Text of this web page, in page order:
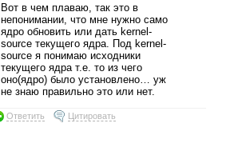
Вот в чем плаваю, так это в
непонимании, что мне нужно само
ядро обновить или дать kernel-
source текущего ядра. Под kernel-
source я понимаю исходники
текущего ядра т.е. то из чего
оно(ядро) было установлено… уж
не знаю правильно это или нет.
Ответить Цитировать